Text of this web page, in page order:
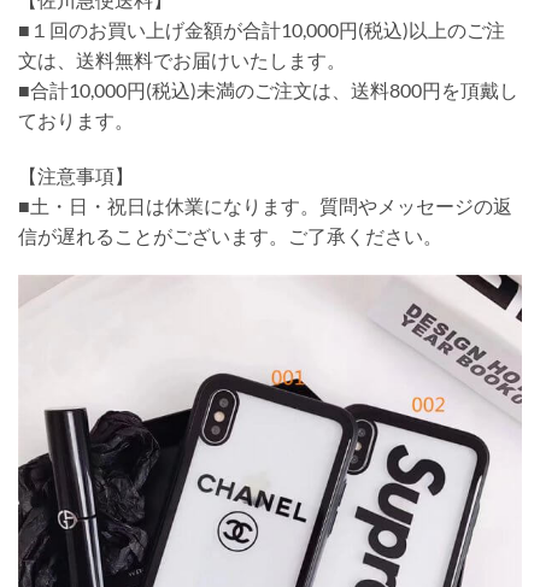
■１回のお買い上げ金額が合計10,000円(税込)以上のご注
文は、送料無料でお届けいたします。
■合計10,000円(税込)未満のご注文は、送料800円を頂戴し
ております。
【注意事項】
■土・日・祝日は休業になります。質問やメッセージの返
信が遅れることがございます。ご了承ください。